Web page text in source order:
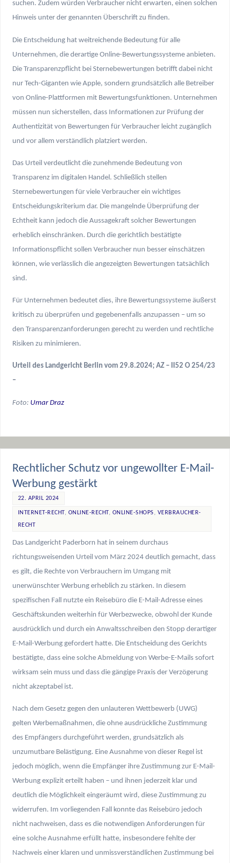
suchen. Zudem würden Verbraucher nicht erwarten, einen solchen
Hinweis unter der genannten Überschrift zu finden.
Die Entscheidung hat weitreichende Bedeutung für alle
Unternehmen, die derartige Online-Bewertungssysteme anbieten.
Die Transparenzpflicht bei Sternebewertungen betrifft dabei nicht
nur Tech-Giganten wie Apple, sondern grundsätzlich alle Betreiber
von Online-Plattformen mit Bewertungsfunktionen. Unternehmen
müssen nun sicherstellen, dass Informationen zur Prüfung der
Authentizität von Bewertungen für Verbraucher leicht zugänglich
und vor allem verständlich platziert werden.
Das Urteil verdeutlicht die zunehmende Bedeutung von
Transparenz im digitalen Handel. Schließlich stellen
Sternebewertungen für viele Verbraucher ein wichtiges
Entscheidungskriterium dar. Die mangelnde Überprüfung der
Echtheit kann jedoch die Aussagekraft solcher Bewertungen
erheblich einschränken. Durch die gerichtlich bestätigte
Informationspflicht sollen Verbraucher nun besser einschätzen
können, wie verlässlich die angezeigten Bewertungen tatsächlich
sind.
Für Unternehmen bedeutet dies, ihre Bewertungssysteme äußerst
kritisch zu überprüfen und gegebenenfalls anzupassen – um so
den Transparenzanforderungen gerecht zu werden und rechtliche
Risiken zu minimieren.
Urteil des Landgericht Berlin vom 29.8.2024; AZ –II52 O 254/23
–
Foto: Umar Draz
Rechtlicher Schutz vor ungewollter E-Mail-
Werbung gestärkt
22. APRIL 2024
INTERNET-RECHT, ONLINE-RECHT, ONLINE-SHOPS , VERBRAUCHER-
RECHT
Das Landgericht Paderborn hat in seinem durchaus
richtungsweisenden Urteil vom März 2024 deutlich gemacht, dass
es gilt, die Rechte von Verbrauchern im Umgang mit
unerwünschter Werbung erheblich zu stärken. In diesem
spezifischen Fall nutzte ein Reisebüro die E-Mail-Adresse eines
Geschäftskunden weiterhin für Werbezwecke, obwohl der Kunde
ausdrücklich und durch ein Anwaltsschreiben den Stopp derartiger
E-Mail-Werbung gefordert hatte. Die Entscheidung des Gerichts
bestätigte, dass eine solche Abmeldung von Werbe-E-Mails sofort
wirksam sein muss und dass die gängige Praxis der Verzögerung
nicht akzeptabel ist.
Nach dem Gesetz gegen den unlauteren Wettbewerb (UWG)
gelten Werbemaßnahmen, die ohne ausdrückliche Zustimmung
des Empfängers durchgeführt werden, grundsätzlich als
unzumutbare Belästigung. Eine Ausnahme von dieser Regel ist
jedoch möglich, wenn die Empfänger ihre Zustimmung zur E-Mail-
Werbung explizit erteilt haben – und ihnen jederzeit klar und
deutlich die Möglichkeit eingeräumt wird, diese Zustimmung zu
widerrufen. Im vorliegenden Fall konnte das Reisebüro jedoch
nicht nachweisen, dass es die notwendigen Anforderungen für
eine solche Ausnahme erfüllt hatte, insbesondere fehlte der
Nachweis einer klaren und unmissverständlichen Zustimmung bei